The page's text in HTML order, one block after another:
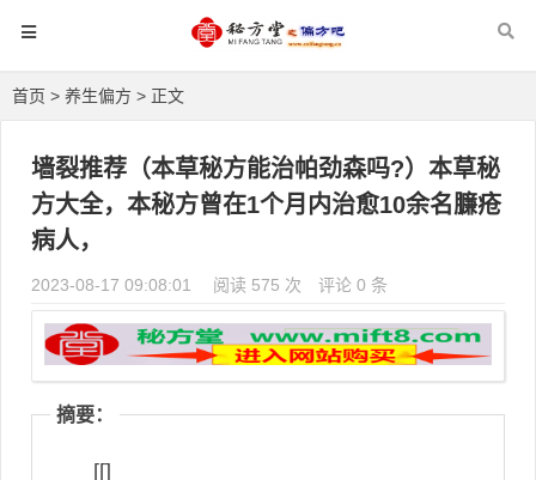
首页 > 养生偏方 > 正文
墙裂推荐（本草秘方能治帕劲森吗?）本草秘
方大全，本秘方曾在1个月内治愈10余名臁疮
病人，
2023-08-17 09:08:01 阅读 575 次 评论 0 条
摘要：
[[]